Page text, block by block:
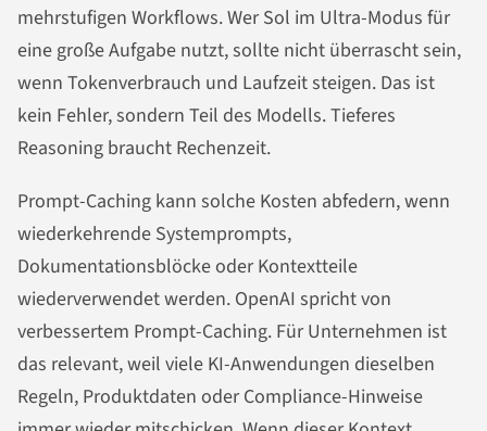
mehrstufigen Workflows. Wer Sol im Ultra-Modus für
eine große Aufgabe nutzt, sollte nicht überrascht sein,
wenn Tokenverbrauch und Laufzeit steigen. Das ist
kein Fehler, sondern Teil des Modells. Tieferes
Reasoning braucht Rechenzeit.
Prompt-Caching kann solche Kosten abfedern, wenn
wiederkehrende Systemprompts,
Dokumentationsblöcke oder Kontextteile
wiederverwendet werden. OpenAI spricht von
verbessertem Prompt-Caching. Für Unternehmen ist
das relevant, weil viele KI-Anwendungen dieselben
Regeln, Produktdaten oder Compliance-Hinweise